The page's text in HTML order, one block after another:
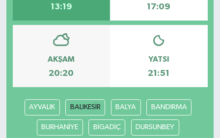
13:19 17:09
AKŞAM
20:20
YATSI
21:51
AYVALIK BALIKESİR BALYA BANDIRMA
BURHANİYE BİGADİÇ DURSUNBEY